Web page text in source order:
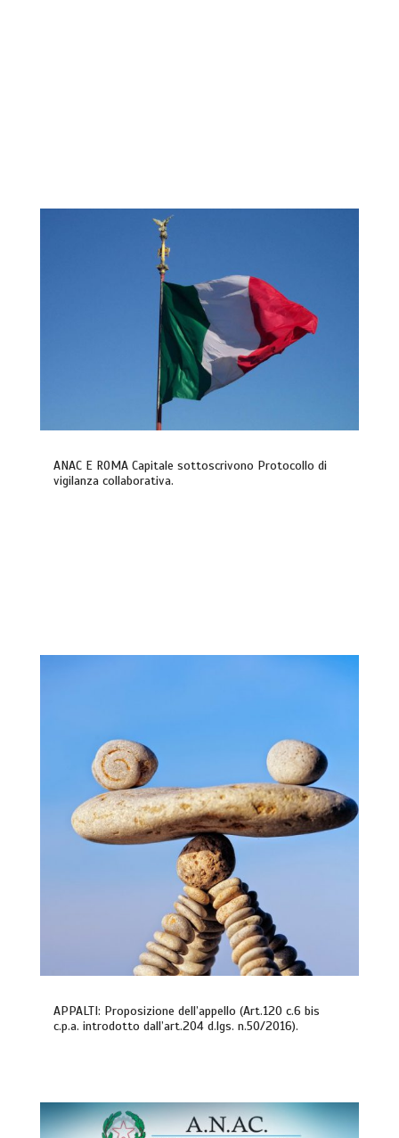
ANAC E ROMA Capitale sottoscrivono Protocollo di
vigilanza collaborativa.
APPALTI: Proposizione dell’appello (Art.120 c.6 bis
c.p.a. introdotto dall’art.204 d.lgs. n.50/2016).